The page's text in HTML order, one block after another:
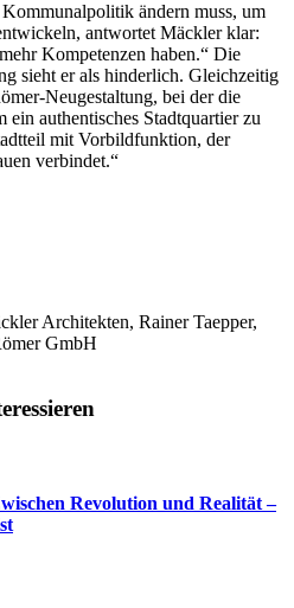
ändern muss, um
antwortet Mäckler klar:
Kompetenzen haben.“ Die
sieht er als hinderlich. Gleichzeitig
Neugestaltung, bei der die
authentisches Stadtquartier zu
mit Vorbildfunktion, der
verbindet.“
Architekten, Rainer Taepper,
GmbH
Revolution und Realität –